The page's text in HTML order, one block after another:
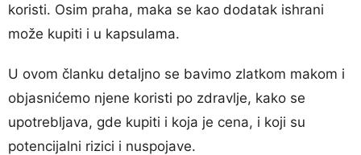
koristi. Osim praha, maka se kao dodatak ishrani
može kupiti i u kapsulama.
U ovom članku detaljno se bavimo zlatkom makom i
objasnićemo njene koristi po zdravlje, kako se
upotrebljava, gde kupiti i koja je cena, i koji su
potencijalni rizici i nuspojave.